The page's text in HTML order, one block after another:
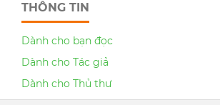
THÔNG TIN
Dành cho bạn đọc
Dành cho Tác giả
Dành cho Thủ thư